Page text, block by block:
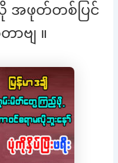
ဖုတ်တစ်ပြင်
ာဗျ ။